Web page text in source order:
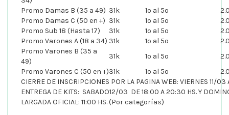
Promo Damas B (35 a 49) 31k 1º al 5º
Promo Damas C (50 en +) 31k 1º al 5º
Promo Sub 18 (Hasta 17)
31k 1º al 5º
Promo Varones A (18 a 34) 31k 1º al 5º
Promo Varones B (35 a
49)
31k 1º al 5º
Promo Varones C (50 en +)31k 1º al 5º
CIERRE DE INSCRIPCIONES POR LA PAGINA WEB: VIERNES 11/03
ENTREGA DE KITS: SABADO12/03 DE 18:00 A 20:30 HS. Y
LARGADA OFICIAL: 11:00 HS. (Por categorías)